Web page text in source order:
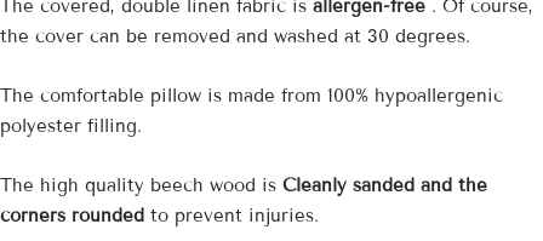
The covered, double linen fabric is allergen-free . Of course,
the cover can be removed and washed at 30 degrees.
The comfortable pillow is made from 100% hypoallergenic
polyester filling.
The high quality beech wood is Cleanly sanded and the
corners rounded to prevent injuries.